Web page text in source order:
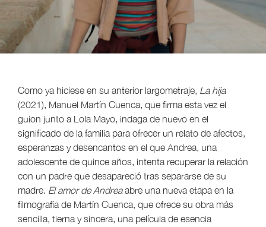
Como ya hiciese en su anterior largometraje, La hija
(2021), Manuel Martín Cuenca, que firma esta vez el
guion junto a Lola Mayo, indaga de nuevo en el
significado de la familia para ofrecer un relato de afectos,
esperanzas y desencantos en el que Andrea, una
adolescente de quince años, intenta recuperar la relación
con un padre que desapareció tras separarse de su
madre. El amor de Andreaabre una nueva etapa en la
filmografía de Martín Cuenca, que ofrece su obra más
sencilla, tierna y sincera, una película de esencia